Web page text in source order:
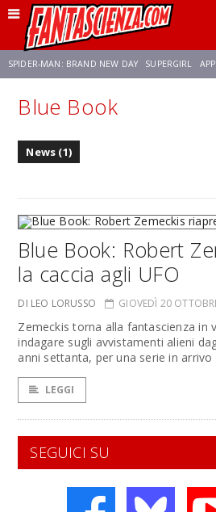
SPIDER-MAN: BRAND NEW DAY SUPERGIRL
FRANCO RICCIARDIELLO
Blue Book
News (1)
Blue Book: Robert
la caccia agli UFO
DI LEO LORUSSO GIOVEDÌ 20
Zemeckis torna alla fantascienza in
indagare sugli avvistamenti alieni
anni settanta, per una serie in arrivo
LEGGI
SEGUICI SU